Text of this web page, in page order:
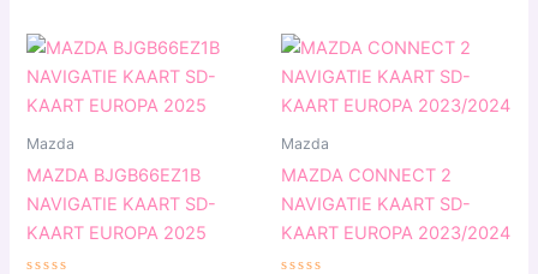
Mazda
MAZDA BJGB66EZ1B
NAVIGATIE KAART SD-
KAART EUROPA 2025
Mazda
MAZDA CONNECT 2
NAVIGATIE KAART SD-
KAART EUROPA 2023/2024